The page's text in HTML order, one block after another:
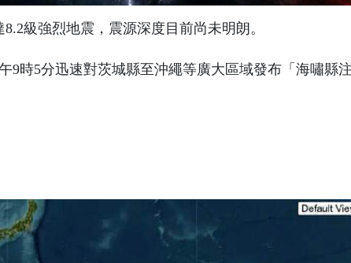
級強烈地震，震源深度目前尚未明朗。
9時5分迅速對茨城縣至沖繩等廣大區域發布「海嘯縣